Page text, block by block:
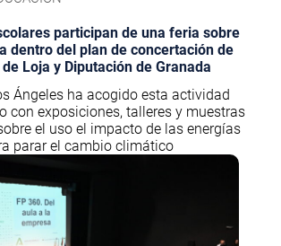
participan de una feria sobre
dentro del plan de concertación de
Loja y Diputación de Granada
Ángeles ha acogido esta actividad
con exposiciones, talleres y muestras
el uso el impacto de las energías
parar el cambio climático